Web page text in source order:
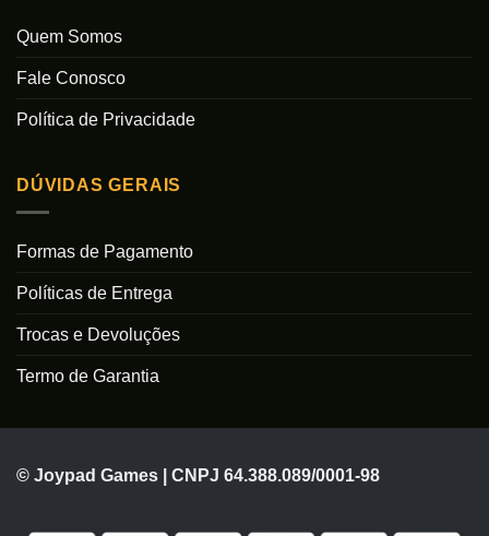
Quem Somos
Fale Conosco
Política de Privacidade
DÚVIDAS GERAIS
Formas de Pagamento
Políticas de Entrega
Trocas e Devoluções
Termo de Garantia
© Joypad Games | CNPJ 64.388.089/0001-98